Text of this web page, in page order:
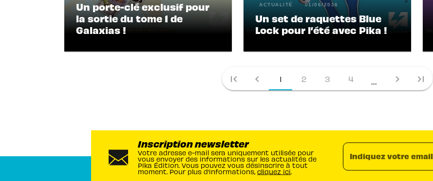
Un porte-clé exclusif pour
la sortie du tome 1 de
Galaxias !
ACTUALITÉ 01/06/2026
Un set de raquettes Blue
Lock pour l’été avec Pika !
first_page chevron_left 1 2 3 4 ... chevron_right last_page
Inscription newsletter
Votre adresse e-mail sera uniquement utilisée pour
vous envoyer des informations sur les actualités de
Pika Édition. Vous pouvez vous désinscrire à tout
moment. Pour plus d’informations, cliquez ici.
Indiquez votre email